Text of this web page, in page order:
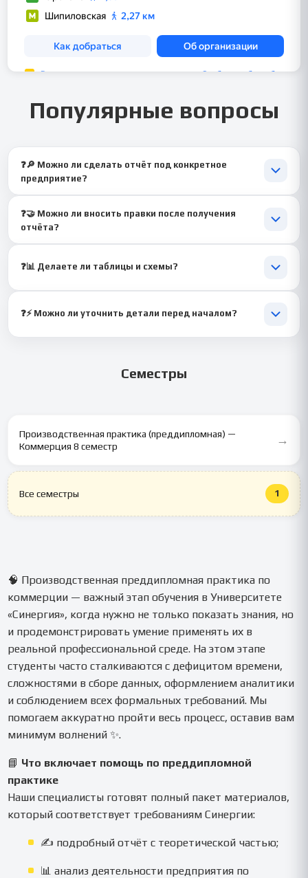
Популярные вопросы
❓🔎 Можно ли сделать отчёт под конкретное
предприятие?
— индивидуальность сохраняется всегда.
❓🤝 Можно ли вносить правки после получения
отчёта?
❓📊 Делаете ли таблицы и схемы?
структурированные блоки.
❓⚡ Можно ли уточнить детали перед началом?
Семестры
Производственная практика (преддипломная) —
Коммерция 8 семестр
→
Все семестры 1
🧠 Производственная преддипломная практика по
коммерции — важный этап обучения в Университете
«Синергия», когда нужно не только показать знания, но
и продемонстрировать умение применять их в
реальной профессиональной среде. На этом этапе
студенты часто сталкиваются с дефицитом времени,
сложностями в сборе данных, оформлением аналитики
и соблюдением всех формальных требований. Мы
помогаем аккуратно пройти весь процесс, оставив вам
минимум волнений ✨.
📘 Что включает помощь по преддипломной
практике
Наши специалисты готовят полный пакет материалов,
который соответствует требованиям Синергии:
✍️ подробный отчёт с теоретической частью;
📊 анализ деятельности предприятия по